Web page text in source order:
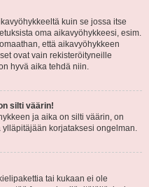
kuin se jossa itse
oma aikavyöhykkeesi, esim.
että aikavyöhykkeen
ovat vain rekisteröityneille
hyvä aika tehdä niin.
silti väärin!
ja aika on silti väärin, on
korjataksesi ongelman.
tai kukaan ei ole